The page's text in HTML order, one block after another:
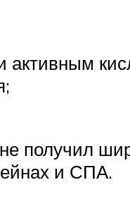
получил
и СПА.